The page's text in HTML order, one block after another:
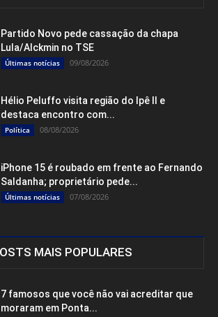
Partido Novo pede cassação da chapa
Lula/Alckmin no TSE
Últimas notícias 09/08/2026
Hélio Peluffo visita região do Ipê II e
destaca encontro com...
Política 08/08/2026
iPhone 15 é roubado em frente ao Fernando
Saldanha; proprietário pede...
Últimas notícias 07/08/2026
MAIS POPULARES
7 famosos que você não vai acreditar que
moraram em Ponta...